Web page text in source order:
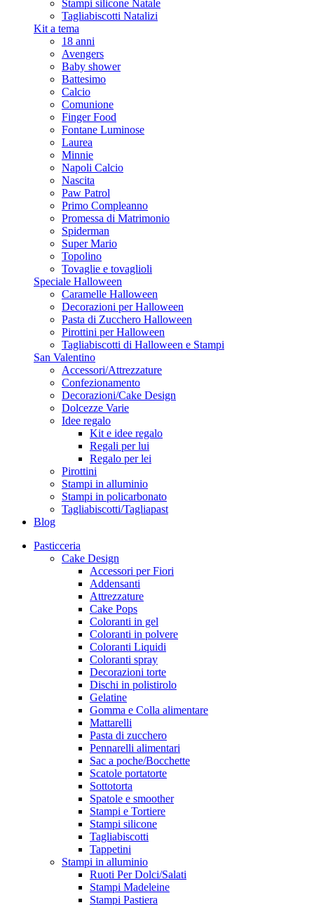
Stampi silicone Natale
Tagliabiscotti Natalizi
Kit a tema
18 anni
Avengers
Baby shower
Battesimo
Calcio
Comunione
Finger Food
Fontane Luminose
Laurea
Minnie
Napoli Calcio
Nascita
Paw Patrol
Primo Compleanno
Promessa di Matrimonio
Spiderman
Super Mario
Topolino
Tovaglie e tovaglioli
Speciale Halloween
Caramelle Halloween
Decorazioni per Halloween
Pasta di Zucchero Halloween
Pirottini per Halloween
Tagliabiscotti di Halloween e Stampi
San Valentino
Accessori/Attrezzature
Confezionamento
Decorazioni/Cake Design
Dolcezze Varie
Idee regalo
Kit e idee regalo
Regali per lui
Regalo per lei
Pirottini
Stampi in alluminio
Stampi in policarbonato
Tagliabiscotti/Tagliapast
Blog
Pasticceria
Cake Design
Accessori per Fiori
Addensanti
Attrezzature
Cake Pops
Coloranti in gel
Coloranti in polvere
Coloranti Liquidi
Coloranti spray
Decorazioni torte
Dischi in polistirolo
Gelatine
Gomma e Colla alimentare
Mattarelli
Pasta di zucchero
Pennarelli alimentari
Sac a poche/Bocchette
Scatole portatorte
Sottotorta
Spatole e smoother
Stampi e Tortiere
Stampi silicone
Tagliabiscotti
Tappetini
Stampi in alluminio
Ruoti Per Dolci/Salati
Stampi Madeleine
Stampi Pastiera